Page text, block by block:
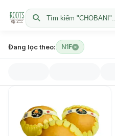
Tìm kiếm "CHOBANI"...
Đang lọc theo: N1F